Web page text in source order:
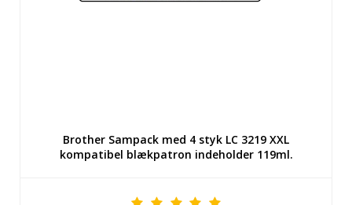
Brother Sampack med 4 styk LC 3219 XXL
kompatibel blækpatron indeholder 119ml.